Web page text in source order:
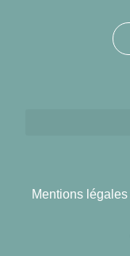
Mentions légales